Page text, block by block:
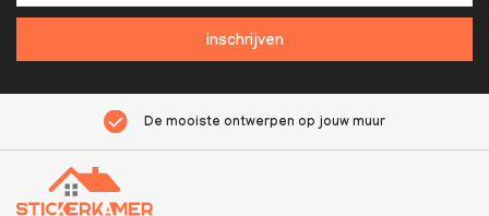
inschrijven
De mooiste ontwerpen op jouw muur